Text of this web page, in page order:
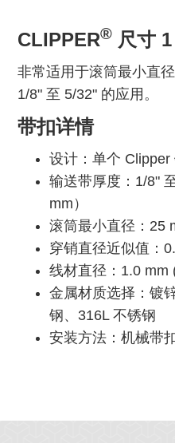
CLIPPER® 尺寸
非常适用于滚筒最小直
1/8" 至 5/32" 的应用。
带扣详情
设计：单个 Clipper
输送带厚度：1/8"
mm）
滚筒最小直径：25
穿销直径近似值：
线材直径：1.0 mm
金属材质选择：镀
钢、316L 不锈钢
安装方法：机械带